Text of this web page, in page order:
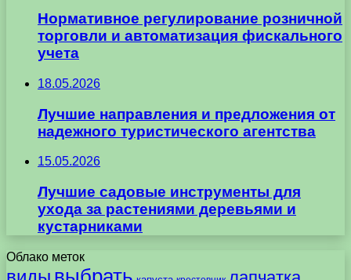
Нормативное регулирование розничной
торговли и автоматизация фискального
учета
18.05.2026
Лучшие направления и предложения от
надежного туристического агентства
15.05.2026
Лучшие садовые инструменты для
ухода за растениями деревьями и
кустарниками
Облако меток